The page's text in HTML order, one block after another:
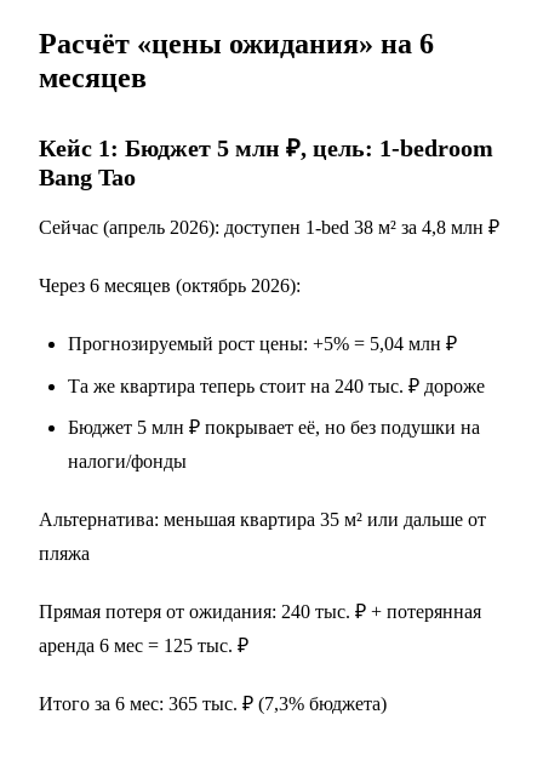
Расчёт «цены ожидания» на 6
месяцев
Кейс 1: Бюджет 5 млн ₽, цель: 1-bedroom
Bang Tao
Сейчас (апрель 2026): доступен 1-bed 38 м² за 4,8 млн ₽
Через 6 месяцев (октябрь 2026):
Прогнозируемый рост цены: +5% = 5,04 млн ₽
Та же квартира теперь стоит на 240 тыс. ₽ дороже
Бюджет 5 млн ₽ покрывает её, но без подушки на
налоги/фонды
Альтернатива: меньшая квартира 35 м² или дальше от
пляжа
Прямая потеря от ожидания: 240 тыс. ₽ + потерянная
аренда 6 мес = 125 тыс. ₽
Итого за 6 мес: 365 тыс. ₽ (7,3% бюджета)